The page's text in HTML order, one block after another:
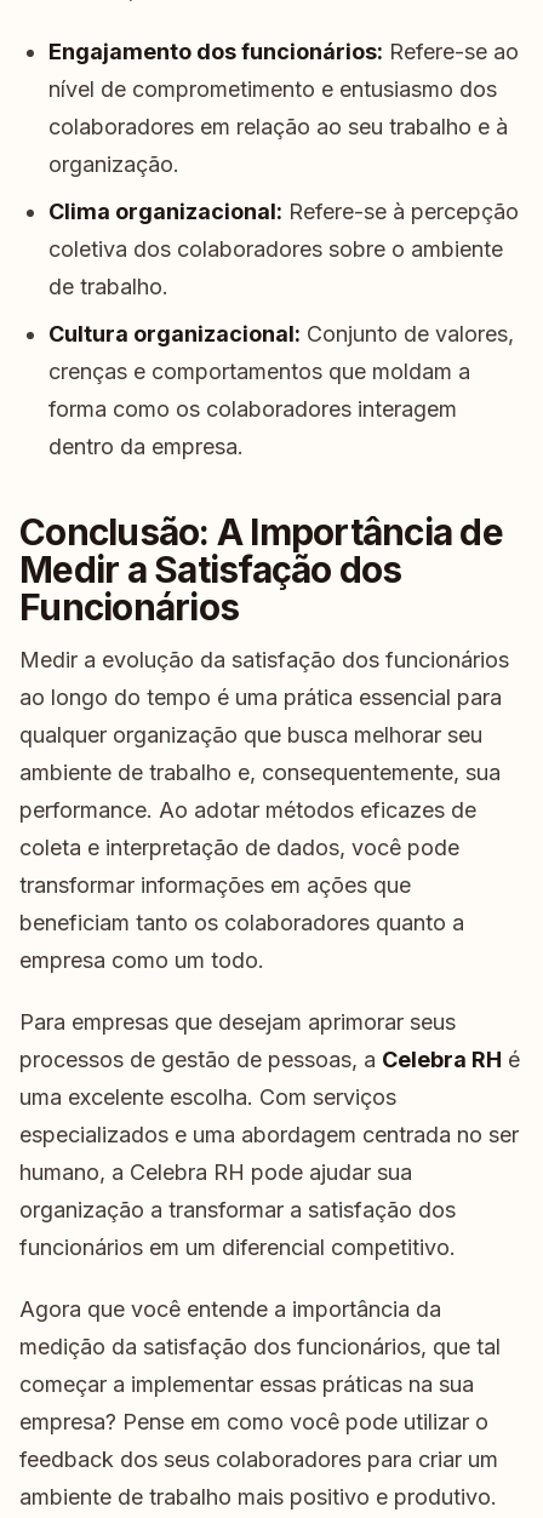
Engajamento dos funcionários: Refere-se ao
nível de comprometimento e entusiasmo dos
colaboradores em relação ao seu trabalho e à
organização.
Clima organizacional: Refere-se à percepção
coletiva dos colaboradores sobre o ambiente
de trabalho.
Cultura organizacional: Conjunto de valores,
crenças e comportamentos que moldam a
forma como os colaboradores interagem
dentro da empresa.
Conclusão: A Importância de
Medir a Satisfação dos
Funcionários
Medir a evolução da satisfação dos funcionários
ao longo do tempo é uma prática essencial para
qualquer organização que busca melhorar seu
ambiente de trabalho e, consequentemente, sua
performance. Ao adotar métodos eficazes de
coleta e interpretação de dados, você pode
transformar informações em ações que
beneficiam tanto os colaboradores quanto a
empresa como um todo.
Para empresas que desejam aprimorar seus
processos de gestão de pessoas, a Celebra RH é
uma excelente escolha. Com serviços
especializados e uma abordagem centrada no ser
humano, a Celebra RH pode ajudar sua
organização a transformar a satisfação dos
funcionários em um diferencial competitivo.
Agora que você entende a importância da
medição da satisfação dos funcionários, que tal
começar a implementar essas práticas na sua
empresa? Pense em como você pode utilizar o
feedback dos seus colaboradores para criar um
ambiente de trabalho mais positivo e produtivo.